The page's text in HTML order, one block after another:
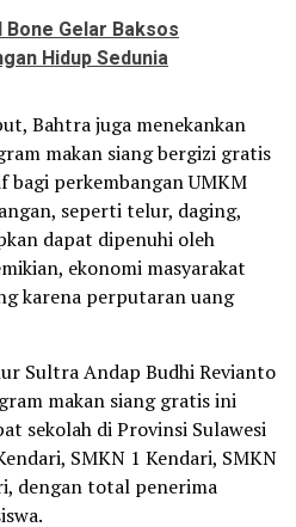
Bone Gelar Baksos
Hidup Sedunia
Bahtra juga menekankan
makan siang bergizi gratis
bagi perkembangan UMKM
seperti telur, daging,
dapat dipenuhi oleh
ekonomi masyarakat
karena perputaran uang
Sultra Andap Budhi Revianto
makan siang gratis ini
sekolah di Provinsi Sulawesi
SMKN 1 Kendari, SMKN
dengan total penerima